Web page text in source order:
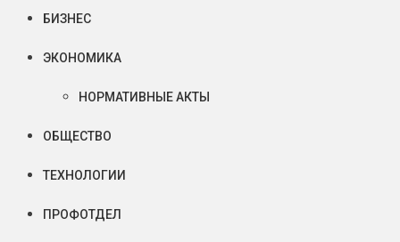
БИЗНЕС
ЭКОНОМИКА
НОРМАТИВНЫЕ АКТЫ
ОБЩЕСТВО
ТЕХНОЛОГИИ
ПРОФОТДЕЛ